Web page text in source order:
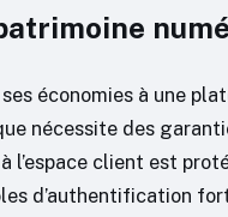
économies à une
nécessite des
à l’espace client est
d’authentification